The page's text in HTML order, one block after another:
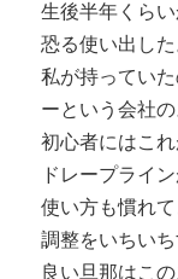
生後半年くら
恐る使い出した
私が持ってい
ーという会社
初心者にはこれ
ドレープライ
使い方も慣れ
調整をいちい
良い旦那はこ